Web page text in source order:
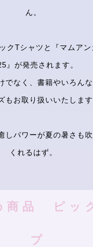
ん。
クTシャツと『マムアン
』が発売されます。
でなく、書籍やいろん
もお取り扱いいたします
しパワーが夏の暑さも
くれるはず。
商品 ピッ
プ